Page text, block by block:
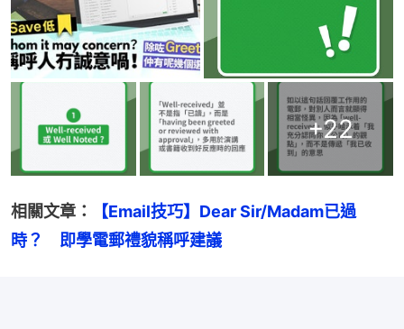
+22
相關文章：
【Email技巧】Dear Sir/Madam已過
時？　即學電郵禮貌稱呼建議